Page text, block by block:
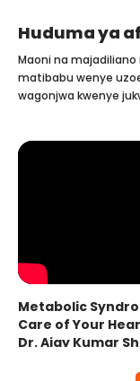
Huduma ya
Maoni na
matibabu wenye
wagonjwa kwenye
Metabolic
Care of Your
Dr. Ajay Kumar